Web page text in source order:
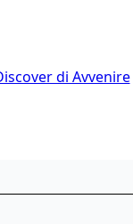
di Avvenire